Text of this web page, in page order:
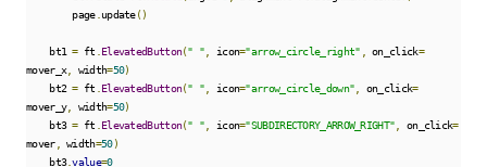
        page
. update()
    bt1
= ft ElevatedButton(" " icon="arrow_circle_right" on_click=
mover_x, width=50)
    bt2
= ft ElevatedButton(" " icon="arrow_circle_down" on_click=
mover_y, width=50)
    bt3
= ft ElevatedButton(" " icon="SUBDIRECTORY_ARROW_RIGHT" on_click=
mover, width=50)
    bt3
.value=0